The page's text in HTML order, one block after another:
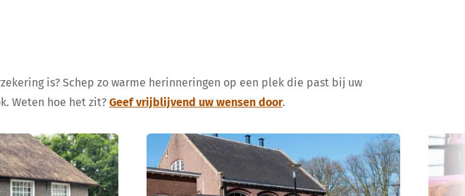
is? Schep zo warme herinneringen op een plek die past bij uw
Weten hoe het zit? Geef vrijblijvend uw wensen door.